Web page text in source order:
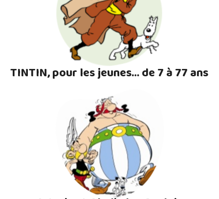
TINTIN, pour les jeunes… de 7 à 77 ans